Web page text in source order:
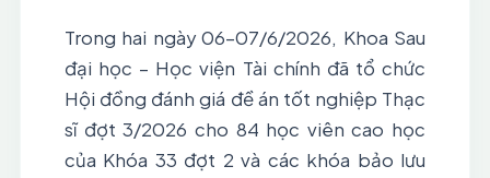
Trong hai ngày 06–07/6/2026, Khoa Sau
đại học – Học viện Tài chính đã tổ chức
Hội đồng đánh giá đề án tốt nghiệp Thạc
sĩ đợt 3/2026 cho 84 học viên cao học
của Khóa 33 đợt 2 và các khóa bảo lưu